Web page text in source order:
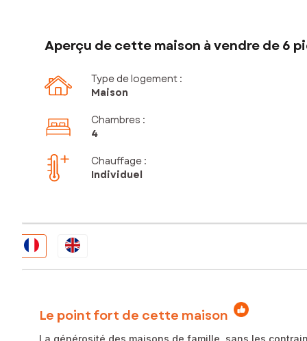
Aperçu de cette maison à vendre de 6
Type de logement :
Maison
Chambres :
4
Chauffage :
Individuel
Le point fort de cette maison
La générosité des maisons de famille, sans les